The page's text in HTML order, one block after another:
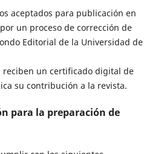
aceptados para publicación en
un proceso de corrección de
Editorial de la Universidad de
reciben un certificado digital de
su contribución a la revista.
para la preparación de